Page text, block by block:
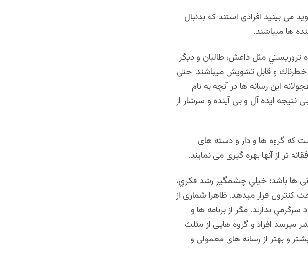
می بینید افرادی استند كه بدنبال
ها ميباشند.
مثل داعش، طالبان و دیگر
خطرناك و قابل تشويش ميباشند. حتی
این رسانه ها در آنچه به نام
نتیجه ایده آل و بی آینده و سرشار از
که گروه ها و دار و دسته های
تر از آنها بهره گیری می نمایند.
ها باشد؛ خيلي چشمگير رشد فكري،
كنترول قرار ميدهد. ظاهرا شماری از
ندارند. مگر از برنامه ها و
ميرسد افراد و گروه هايی از مثلث
و بهتر از رسانه های معمولی و